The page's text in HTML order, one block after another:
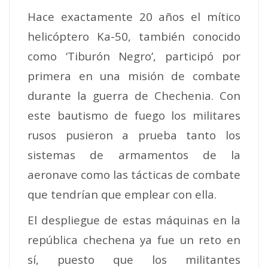
Hace exactamente 20 años el mítico
helicóptero Ka-50, también conocido
como ‘Tiburón Negro’, participó por
primera en una misión de combate
durante la guerra de Chechenia. Con
este bautismo de fuego los militares
rusos pusieron a prueba tanto los
sistemas de armamentos de la
aeronave como las tácticas de combate
que tendrían que emplear con ella.
El despliegue de estas máquinas en la
república chechena ya fue un reto en
sí, puesto que los militantes